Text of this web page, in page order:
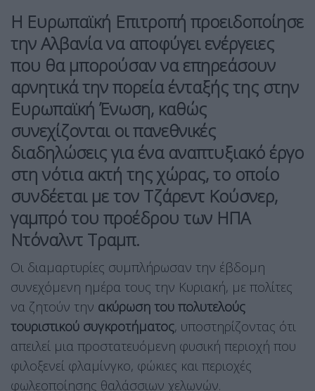
Η Ευρωπαϊκή Επιτροπή προειδοποίησε
την Αλβανία να αποφύγει ενέργειες
που θα μπορούσαν να επηρεάσουν
αρνητικά τηνπορεία ένταξής της στην
Ευρωπαϊκή Ένωση, καθώς
συνεχίζονται οι πανεθνικές
διαδηλώσεις για ένα αναπτυξιακό έργο
στη νότια ακτή της χώρας, το οποίο
συνδέεται με τον Τζάρεντ Κούσνερ,
γαμπρό του προέδρου των ΗΠΑ
Ντόναλντ Τραμπ.
Οι διαμαρτυρίες συμπλήρωσαν την έβδομη
συνεχόμενη ημέρα τους την Κυριακή, με πολίτες
να ζητούν την ακύρωση του πολυτελούς
τουριστικού συγκροτήματος, υποστηρίζοντας ότι
απειλεί μια προστατευόμενη φυσική περιοχή που
φιλοξενεί φλαμίνγκο, φώκιες και περιοχές
φωλεοποίησης θαλάσσιων χελωνών.